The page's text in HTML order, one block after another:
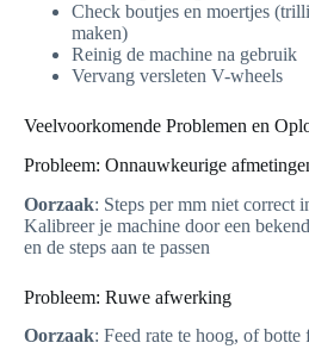
Check boutjes en moertjes
maken)
Reinig de machine na gebruik
Vervang versleten V-wheels
Veelvoorkomende Problemen en
Probleem: Onnauwkeurige
Oorzaak: Steps per mm niet correct
Kalibreer je machine door een
en de steps aan te passen
Probleem: Ruwe afwerking
Oorzaak: Feed rate te hoog, of botte